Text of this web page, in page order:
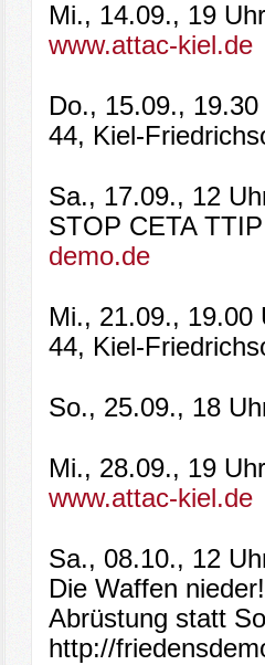
Mi., 14.09., 19
www.attac-kiel.de
Do., 15.09.,
44, Kiel-
Sa., 17.09., 12
STOP CETA
demo.de
Mi., 21.09.,
44, Kiel-
So., 25.09., 18
Mi., 28.09., 19
www.attac-kiel.de
Sa., 08.10., 12
Die Waffen
Abrüstung statt
http://